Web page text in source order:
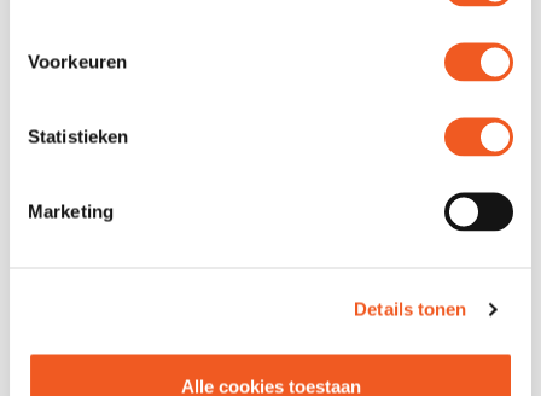
Voorkeuren
Statistieken
Marketing
Details tonen
Alle cookies toestaan
December 1st
Read article